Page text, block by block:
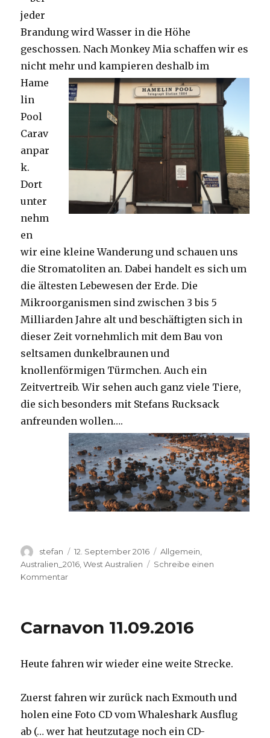
jeder
Brandung wird Wasser in die Höhe
geschossen. Nach Monkey Mia schaffen wir es
nicht mehr und kampieren deshalb im
Hame
lin
Pool
Carav
anpar
k.
Dort
unter
nehm
en
wir eine kleine Wanderung und schauen uns
die Stromatoliten an. Dabei handelt es sich um
die ältesten Lebewesen der Erde. Die
Mikroorganismen sind zwischen 3 bis 5
Milliarden Jahre alt und beschäftigten sich in
dieser Zeit vornehmlich mit dem Bau von
seltsamen dunkelbraunen und
knollenförmigen Türmchen. Auch ein
Zeitvertreib. Wir sehen auch ganz viele Tiere,
die sich besonders mit Stefans Rucksack
anfreunden wollen….
Autor
stefan
Veröffentlicht
am
12. September 2016 Kategorien
Allgemein
Australien_2016 ,West Australien
Schreibe einen
Kommentarzu
Carnavon 11.09.2016
Heute fahren wir wieder eine weite Strecke.
Zuerst fahren wir zurück nach Exmouth und
holen eine Foto CD vom Whaleshark Ausflug
ab (… wer hat heutzutage noch ein CD-